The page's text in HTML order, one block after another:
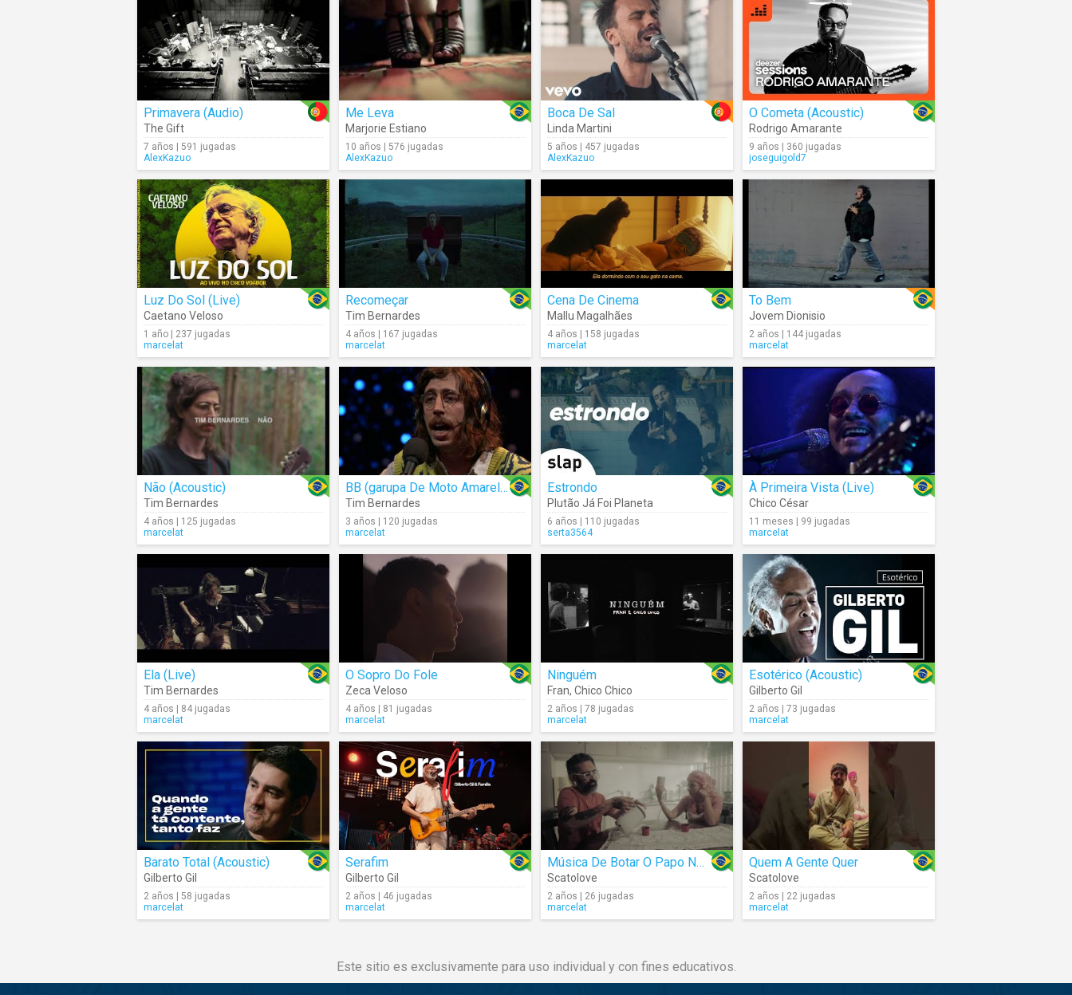
Primavera (Audio)
The Gift
7 años | 591 jugadas
AlexKazuo
Me Leva
Marjorie Estiano
10 años | 576 jugadas
AlexKazuo
Boca De Sal
Linda Martini
5 años | 457 jugadas
AlexKazuo
O Cometa (Acoustic)
Rodrigo Amarante
9 años | 360 jugadas
joseguigold7
Luz Do Sol (Live)
Caetano Veloso
1 año | 237 jugadas
marcelat
Recomeçar
Tim Bernardes
4 años | 167 jugadas
marcelat
Cena De Cinema
Mallu Magalhães
4 años | 158 jugadas
marcelat
To Bem
Jovem Dionisio
2 años | 144 jugadas
marcelat
Não (Acoustic)
Tim Bernardes
4 años | 125 jugadas
marcelat
BB (garupa De Moto Amarela)
Tim Bernardes
3 años | 120 jugadas
marcelat
Estrondo
Plutão Já Foi Planeta
6 años | 110 jugadas
serta3564
À Primeira Vista (Live)
Chico César
11 meses | 99 jugadas
marcelat
Ela (Live)
Tim Bernardes
4 años | 84 jugadas
marcelat
O Sopro Do Fole
Zeca Veloso
4 años | 81 jugadas
marcelat
Ninguém
Fran, Chico Chico
2 años | 78 jugadas
marcelat
Esotérico (Acoustic)
Gilberto Gil
2 años | 73 jugadas
marcelat
Barato Total (Acoustic)
Gilberto Gil
2 años | 58 jugadas
marcelat
Serafim
Gilberto Gil
2 años | 46 jugadas
marcelat
Música De Botar O Papo No Lugar
Scatolove
2 años | 26 jugadas
marcelat
Quem A Gente Quer
Scatolove
2 años | 22 jugadas
marcelat
Este sitio es exclusivamente para uso individual y con fines educativos.